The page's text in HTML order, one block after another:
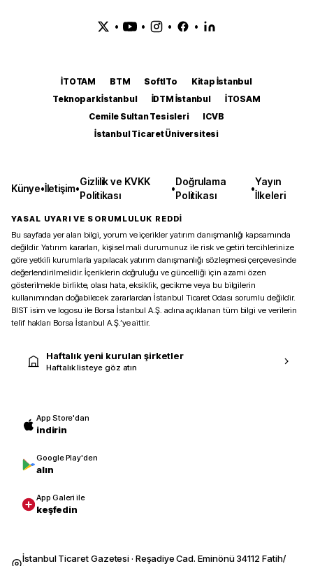
• • • •
İTOTAM BTM SoftITo
Kitap İstanbul
Teknopark İstanbul
İDTM İstanbul
İTOSAM
Cemile Sultan Tesisleri
ICVB
İstanbul Ticaret Üniversitesi
Künye•İletişim•
Gizlilik ve KVKK
Politikası
•
Doğrulama
Politikası
•
Yayın
İlkeleri
YASAL UYARI VE SORUMLULUK REDDİ
Bu sayfada yer alan bilgi, yorum ve içerikler yatırım danışmanlığı kapsamında
değildir. Yatırım kararları, kişisel mali durumunuz ile risk ve getiri tercihlerinize
göre yetkili kurumlarla yapılacak yatırım danışmanlığı sözleşmesi çerçevesinde
değerlendirilmelidir. İçeriklerin doğruluğu ve güncelliği için azami özen
gösterilmekle birlikte, olası hata, eksiklik, gecikme veya bu bilgilerin
kullanımından doğabilecek zararlardan İstanbul Ticaret Odası sorumlu değildir.
BIST isim ve logosu ile Borsa İstanbul A.Ş. adına açıklanan tüm bilgi ve verilerin
telif hakları Borsa İstanbul A.Ş.’ye aittir.
Haftalık yeni kurulan şirketler
Haftalık listeye göz atın
App Store'dan
indirin
Google Play'den
alın
App Galeri ile
keşfedin
İstanbul Ticaret Gazetesi · Reşadiye Cad. Eminönü 34112 Fatih/